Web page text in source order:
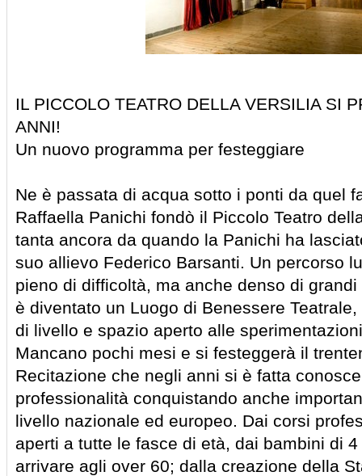
IL PICCOLO TEATRO DELLA VERSILIA SI
ANNI!
Un nuovo programma per festeggiare
Ne è passata di acqua sotto i ponti da quel
Raffaella Panichi fondò il Piccolo Teatro
tanta ancora da quando la Panichi ha
suo allievo Federico Barsanti. Un percorso
pieno di difficoltà, ma anche denso di
è diventato un Luogo di Benessere
di livello e spazio aperto alle
Mancano pochi mesi e si festeggerà il
Recitazione che negli anni si è fatta
professionalità conquistando anche
livello nazionale ed europeo. Dai corsi
aperti a tutte le fasce di età, dai bambini di
arrivare agli over 60; dalla creazione della